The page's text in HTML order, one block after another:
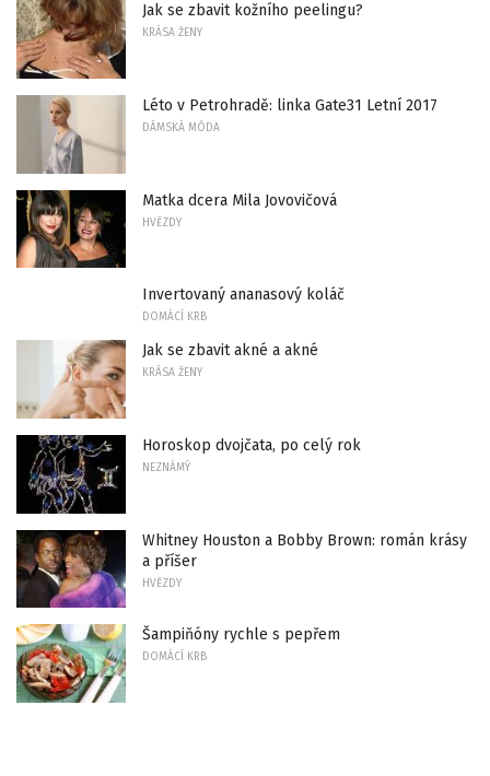
Jak se zbavit kožního peelingu?
KRÁSA ŽENY
Léto v Petrohradě: linka Gate31 Letní 2017
DÁMSKÁ MÓDA
Matka dcera Mila Jovovičová
HVĚZDY
Invertovaný ananasový koláč
DOMÁCÍ KRB
Jak se zbavit akné a akné
KRÁSA ŽENY
Horoskop dvojčata, po celý rok
NEZNÁMÝ
Whitney Houston a Bobby Brown: román krásy
a příšer
HVĚZDY
Šampiňóny rychle s pepřem
DOMÁCÍ KRB